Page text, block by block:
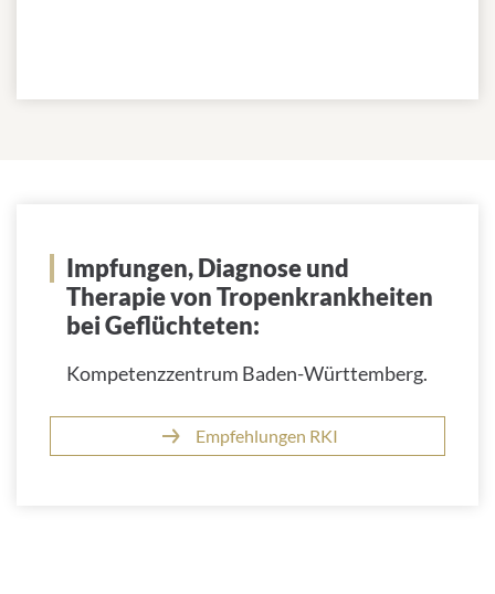
Impfungen, Diagnose und
Therapie von Tropenkrankheiten
bei Geflüchteten:
Kompetenzzentrum Baden-Württemberg.
Empfehlungen RKI